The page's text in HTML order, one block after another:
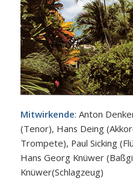
Mitwirkende: Anton
(Tenor), Hans Deing
Trompete), Paul Sicking
Hans Georg Knüwer
Knüwer(Schlagzeug)